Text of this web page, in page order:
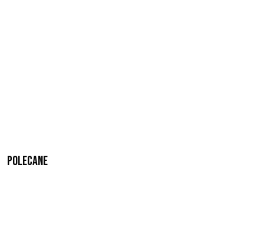
Polecane